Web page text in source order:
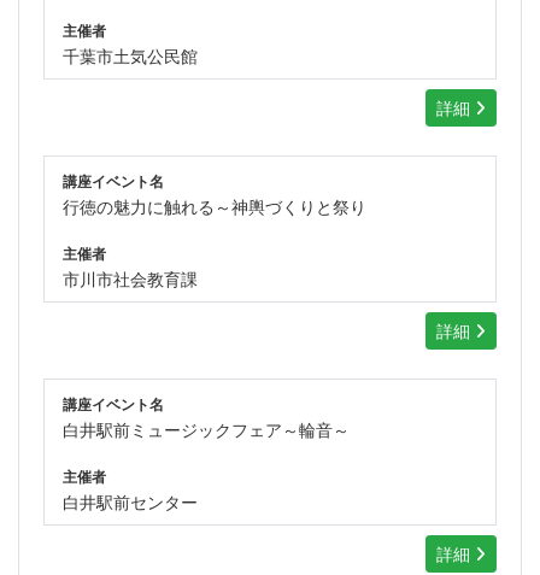
主催者
千葉市土気公民館
詳細
講座イベント名
行徳の魅力に触れる～神輿づくりと祭り
主催者
市川市社会教育課
詳細
講座イベント名
白井駅前ミュージックフェア～輪音～
主催者
白井駅前センター
詳細